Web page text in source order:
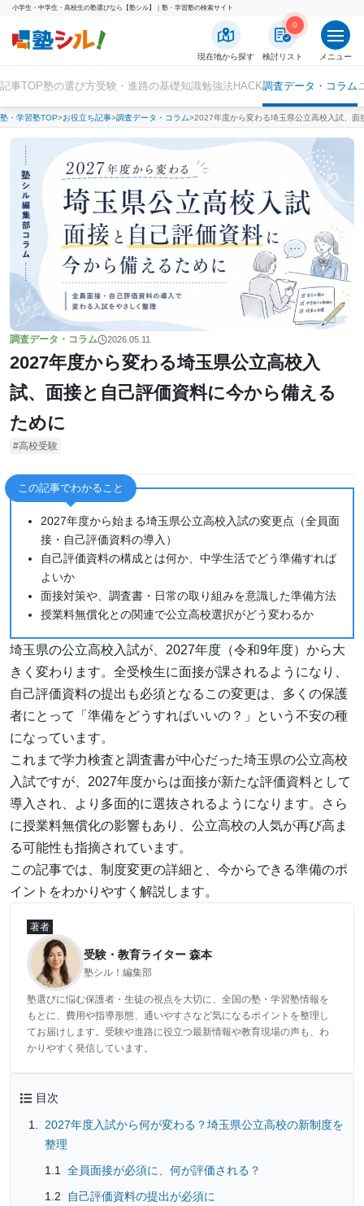
小学生・中学生・高校生の塾選びなら【塾シル】｜塾・学習塾の検索サイト
現在地から探す
0
検討リスト メニュー
記事TOP塾の選び方受験・進路の基礎知識勉強法HACK調査データ・コラム
塾・学習塾TOP お役立ち記事 調査データ・コラム 2027年度から変わる埼玉県公立高校入試、面
調査データ・コラム 2026.05.11
2027年度から変わる埼玉県公立高校入
試、面接と自己評価資料に今から備える
ために
高校受験
この記事でわかること
2027年度から始まる埼玉県公立高校入試の変更点（全員面
接・自己評価資料の導入）
自己評価資料の構成とは何か、中学生活でどう準備すれば
よいか
面接対策や、調査書・日常の取り組みを意識した準備方法
授業料無償化との関連で公立高校選択がどう変わるか
埼玉県の公立高校入試が、2027年度（令和9年度）から大
きく変わります。全受検生に面接が課されるようになり、
自己評価資料の提出も必須となるこの変更は、多くの保護
者にとって「準備をどうすればいいの？」という不安の種
になっています。
これまで学力検査と調査書が中心だった埼玉県の公立高校
入試ですが、2027年度からは面接が新たな評価資料として
導入され、より多面的に選抜されるようになります。さら
に授業料無償化の影響もあり、公立高校の人気が再び高ま
る可能性も指摘されています。
この記事では、制度変更の詳細と、今からできる準備のポ
イントをわかりやすく解説します。
著者
受験・教育ライター 森本
塾シル！編集部
塾選びに悩む保護者・生徒の視点を大切に、全国の塾・学習塾情報を
もとに、費用や指導形態、通いやすさなど気になるポイントを整理し
てお届けします。受験や進路に役立つ最新情報や教育現場の声も、わ
かりやすく発信しています。
目次
2027年度入試から何が変わる？埼玉県公立高校の新制度を
整理
全員面接が必須に、何が評価される？
自己評価資料の提出が必須に